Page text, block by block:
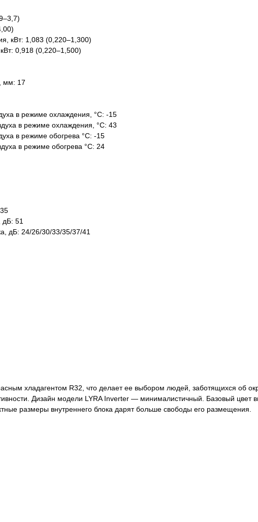
кВт: 1,083 (0,220–1,300)
0,918 (0,220–1,500)
мм: 17
в режиме охлаждения, °С: -15
в режиме охлаждения, °С: 43
в режиме обогрева °С: -15
в режиме обогрева °С: 24
дБ: 51
дБ: 24/26/30/33/35/37/41
хладагентом R32, что делает ее выбором людей, заботящихся об
Дизайн модели LYRA Inverter — минималистичный. Базовый
размеры внутреннего блока дарят больше свободы его размещения.